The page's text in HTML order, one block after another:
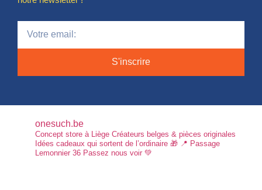
S'inscrire
onesuch.be
Concept store à Liège Créateurs belges & pièces originales
Idées cadeaux qui sortent de l’ordinaire 🎁 📍 Passage
Lemonnier 36 Passez nous voir 💚